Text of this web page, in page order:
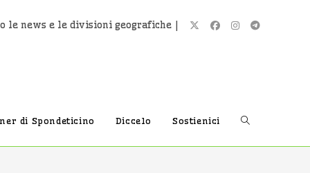
le news e le divisioni geografiche |
di Spondeticino Diccelo Sostienici Attiva/